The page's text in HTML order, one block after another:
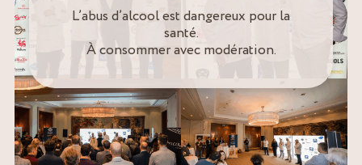
L’abus d’alcool est dangereux pour la
santé.
À consommer avec modération.